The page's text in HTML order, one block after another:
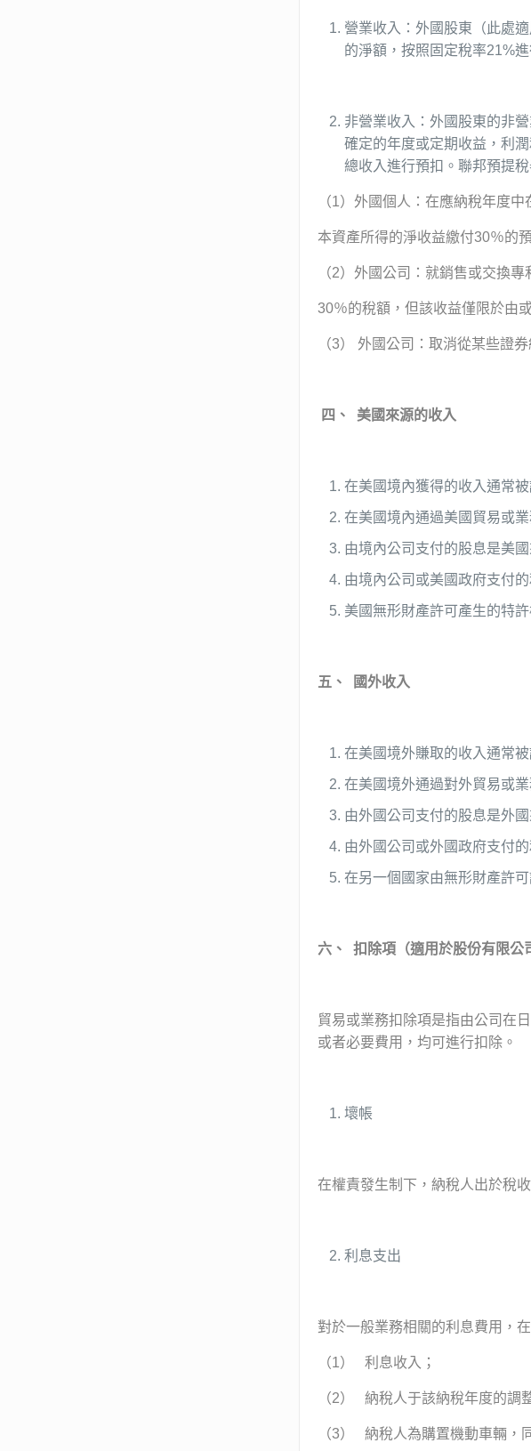
營業收入：外國股東（此處
的淨額，按照固定稅率21%
非營業收入：外國股東的非
確定的年度或定期收益，利
總收入進行預扣。聯邦預提稅
（1）外國個人：在應納稅年度
本資產所得的淨收益繳付30％的
（2）外國公司：就銷售或交換
30％的稅額，但該收益僅限於由
（3） 外國公司：取消從某些證
四、 美國來源的收入
在美國境內獲得的收入通常
在美國境內通過美國貿易或
由境內公司支付的股息是美國
由境內公司或美國政府支付
美國無形財產許可產生的特
五、 國外收入
在美國境外賺取的收入通常
在美國境外通過對外貿易或
由外國公司支付的股息是外國
由外國公司或外國政府支付
在另一個國家由無形財產許
六、 扣除項（適用於股份有限公
貿易或業務扣除項是指由公司在
或者必要費用，均可進行扣除。
壞帳
在權責發生制下，納稅人出於稅
利息支出
對於一般業務相關的利息費用，
（1） 利息收入；
（2） 納稅人于該納稅年度的調
（3） 納稅人為購置機動車輛，